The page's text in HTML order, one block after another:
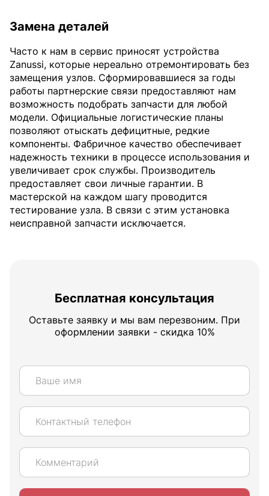
Замена деталей
Часто к нам в сервис приносят устройства
Zanussi, которые нереально отремонтировать без
замещения узлов. Сформировавшиеся за годы
работы партнерские связи предоставляют нам
возможность подобрать запчасти для любой
модели. Официальные логистические планы
позволяют отыскать дефицитные, редкие
компоненты. Фабричное качество обеспечивает
надежность техники в процессе использования и
увеличивает срок службы. Производитель
предоставляет свои личные гарантии. В
мастерской на каждом шагу проводится
тестирование узла. В связи с этим установка
неисправной запчасти исключается.
Бесплатная консультация
Оставьте заявку и мы вам перезвоним. При
оформлении заявки - скидка 10%